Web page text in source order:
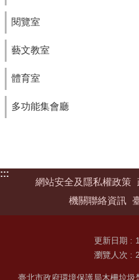
閱覽室
藝文教室
體育室
多功能集會廳
:::
網站安全及隱私權政策
機關聯絡資訊
更新日期
瀏覽人次
臺北市政府環境保護局木柵垃